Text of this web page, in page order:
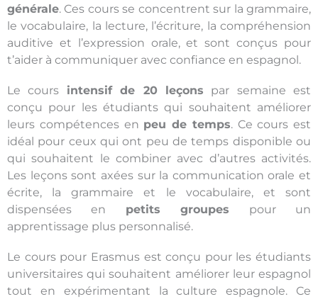
générale. Ces cours se concentrent sur la grammaire,
le vocabulaire, la lecture, l’écriture, la compréhension
auditive et l’expression orale, et sont conçus pour
t’aider à communiquer avec confiance en espagnol.
Le cours intensif de 20 leçons par semaine est
conçu pour les étudiants qui souhaitent améliorer
leurs compétences en peu de temps. Ce cours est
idéal pour ceux qui ont peu de temps disponible ou
qui souhaitent le combiner avec d’autres activités.
Les leçons sont axées sur la communication orale et
écrite, la grammaire et le vocabulaire, et sont
dispensées en petits groupes pour un
apprentissage plus personnalisé.
Le cours pour Erasmus est conçu pour les étudiants
universitaires qui souhaitent améliorer leur espagnol
tout en expérimentant la culture espagnole. Ce